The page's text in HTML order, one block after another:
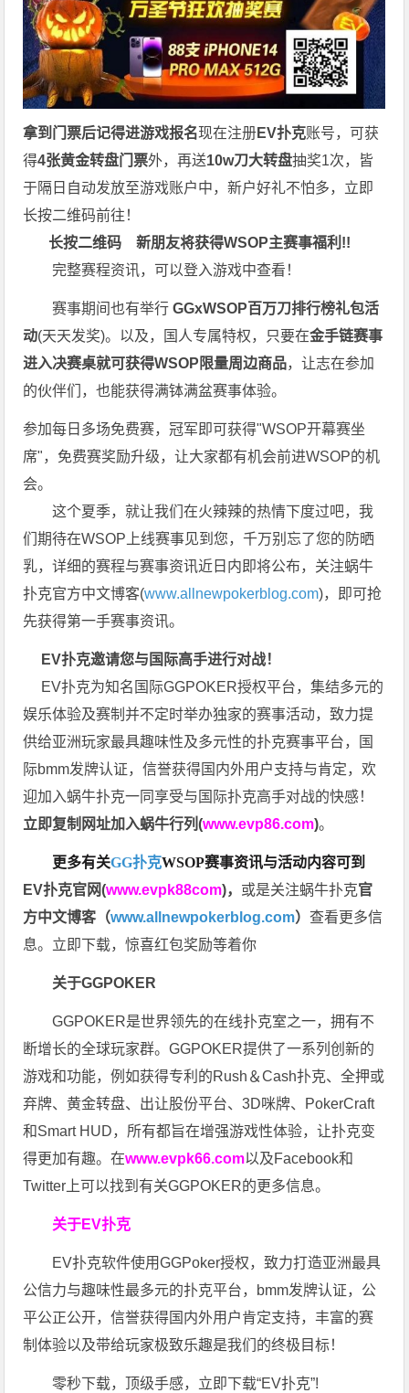
拿到门票后记得进游戏报名现在注册EV扑克账号，可获
得4张黄金转盘门票外，再送10w刀大转盘抽奖1次，皆
于隔日自动发放至游戏账户中，新户好礼不怕多，立即
长按二维码前往！
长按二维码新朋友将获得WSOP主赛事福利!!
完整赛程资讯，可以登入游戏中查看！
赛事期间也有举行 GGxWSOP百万刀排行榜礼包活
动(天天发奖)。以及，国人专属特权，只要在金手链赛事
进入决赛桌就可获得WSOP限量周边商品，让志在参加
的伙伴们，也能获得满钵满盆赛事体验。
参加每日多场免费赛，冠军即可获得"WSOP开幕赛坐
席"，免费赛奖励升级，让大家都有机会前进WSOP的机
会。
这个夏季，就让我们在火辣辣的热情下度过吧，我
们期待在WSOP上线赛事见到您，千万别忘了您的防晒
乳，详细的赛程与赛事资讯近日内即将公布，关注蜗牛
扑克官方中文博客(www.allnewpokerblog.com)，即可抢
先获得第一手赛事资讯。
EV扑克邀请您与国际高手进行对战！
EV扑克为知名国际GGPOKER授权平台，集结多元的
娱乐体验及赛制并不定时举办独家的赛事活动，致力提
供给亚洲玩家最具趣味性及多元性的扑克赛事平台，国
际bmm发牌认证，信誉获得国内外用户支持与肯定，欢
迎加入蜗牛扑克一同享受与国际扑克高手对战的快感！
立即复制网址加入蜗牛行列(www.evp86.com)。
更多有关GG扑克WSOP赛事资讯与活动内容可到
EV扑克官网(www.evpk88com)， 或是关注蜗牛扑克官
方中文博客（www.allnewpokerblog.com）查看更多信
息。立即下载，惊喜红包奖励等着你
关于GGPOKER
GGPOKER是世界领先的在线扑克室之一，拥有不
断增长的全球玩家群。GGPOKER提供了一系列创新的
游戏和功能，例如获得专利的Rush＆Cash扑克、全押或
弃牌、黄金转盘、出让股份平台、3D咪牌、PokerCraft
和Smart HUD，所有都旨在增强游戏性体验，让扑克变
得更加有趣。在www.evpk66.com以及Facebook和
Twitter上可以找到有关GGPOKER的更多信息。
关于EV扑克
EV扑克软件使用GGPoker授权，致力打造亚洲最具
公信力与趣味性最多元的扑克平台，bmm发牌认证，公
平公正公开，信誉获得国内外用户肯定支持，丰富的赛
制体验以及带给玩家极致乐趣是我们的终极目标！
零秒下载，顶级手感，立即下载“EV扑克”!